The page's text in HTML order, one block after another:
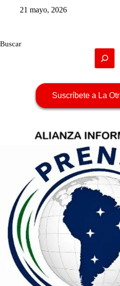
21 mayo, 2026
Buscar
Suscríbete a La